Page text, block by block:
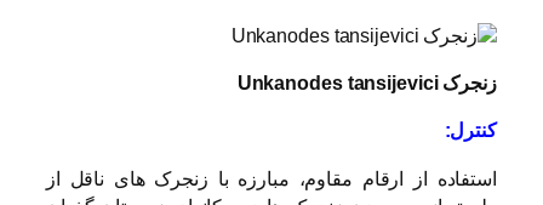
زنجرک Unkanodes tansijevici
کنترل:
استفاده از ارقام مقاوم، مبارزه با زنجرک های ناقل از